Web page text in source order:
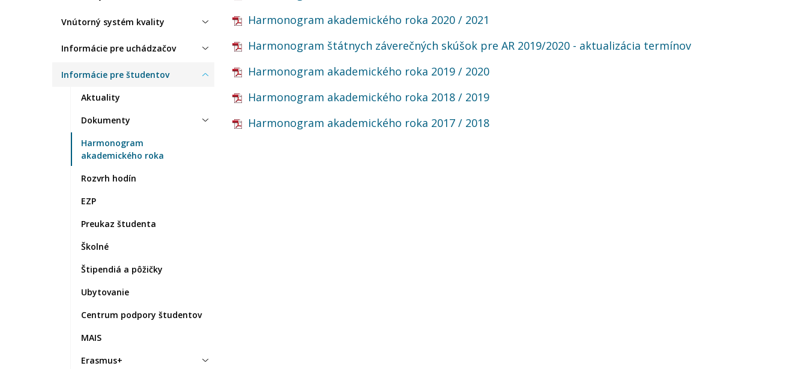
Vnútorný systém kvality
Informácie pre uchádzačov
Informácie pre študentov
Aktuality
Dokumenty
Harmonogram
akademického roka
Rozvrh hodín
EZP
Preukaz študenta
Školné
Štipendiá a pôžičky
Ubytovanie
Centrum podpory študentov
MAIS
Erasmus+
Harmonogram akademického roka 2020 / 2021
Harmonogram štátnych záverečných skúšok pre AR 2019/2020 - aktualizácia termínov
Harmonogram akademického roka 2019 / 2020
Harmonogram akademického roka 2018 / 2019
Harmonogram akademického roka 2017 / 2018